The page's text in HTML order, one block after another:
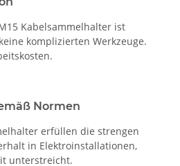
Kabelsammelhalter ist
komplizierten Werkzeuge.
Normen
erfüllen die strengen
in Elektroinstallationen,
unterstreicht.